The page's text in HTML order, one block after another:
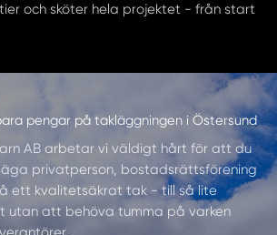
och sköter hela projektet - från start
pengar på takläggningen i Östersund
AB arbetar vi väldigt hårt för att du
privatperson, bostadsrättsförening
ett kvalitetsäkrat tak - till så lite
utan att behöva tumma på varken